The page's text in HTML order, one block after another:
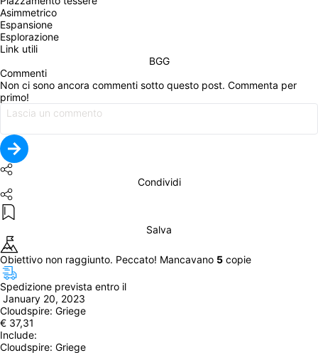
Asimmetrico
Espansione
Esplorazione
Link utili
BGG
Commenti
Non ci sono ancora commenti sotto questo post. Commenta per
primo!
Condividi
Salva
Obiettivo non raggiunto. Peccato! Mancavano 5 copie
Spedizione prevista entro il
January 20, 2023
Cloudspire: Griege
€ 37,31
Include:
Cloudspire: Griege